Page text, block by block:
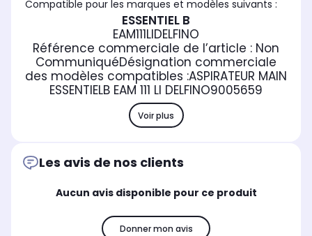
Compatible pour les marques et modèles suivants :
ESSENTIEL B
EAM111LIDELFINO
Référence commerciale de l’article : Non
CommuniquéDésignation commerciale
des modèles compatibles :ASPIRATEUR MAIN
ESSENTIELB EAM 111 LI DELFINO9005659
Voir plus
Les avis de nos clients
Aucun avis disponible pour ce produit
Donner mon avis